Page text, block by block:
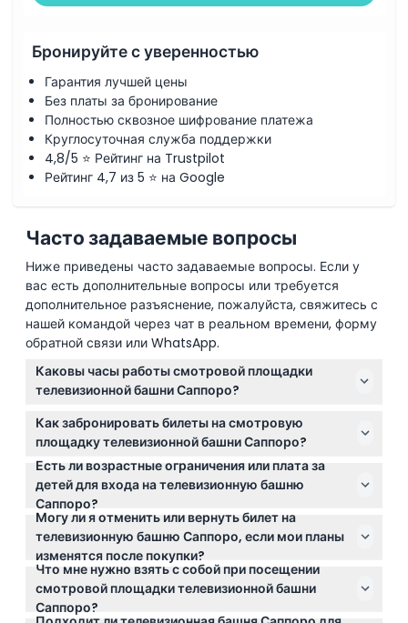
Бронируйте с уверенностью
Гарантия лучшей цены
Без платы за бронирование
Полностью сквозное шифрование платежа
Круглосуточная служба поддержки
4,8/5 ⭐ Рейтинг на Trustpilot
Рейтинг 4,7 из 5 ⭐ на Google
Часто задаваемые вопросы
Ниже приведены часто задаваемые вопросы. Если у
вас есть дополнительные вопросы или требуется
дополнительное разъяснение, пожалуйста, свяжитесь с
нашей командой через чат в реальном времени, форму
обратной связи или WhatsApp.
Каковы часы работы смотровой площадки
телевизионной башни Саппоро?
Телевизионная башня Саппоро открыта с 9:00 до
22:00, продажа билетов заканчивается за 10 минут
до закрытия. Во время специальных мероприятий,
таких как Фестиваль снега в Саппоро, часы работы
продлеваются с 8:30 до 22:30 (могут меняться —
пожалуйста, уточняйте при бронировании).
Как забронировать билеты на смотровую
площадку телевизионной башни Саппоро?
Вы можете легко забронировать билеты онлайн
прямо на этом сайте, выбрав предпочитаемую дату
и время. Для входа необходим мобильный ваучер и
паспорт.
Есть ли возрастные ограничения или плата за
детей для входа на телевизионную башню
Саппоро?
Дети от 0 до 2 лет проходят бесплатно, тогда как
посетители от 16 лет и старше оплачивают
стоимость взрослого билета. Для школьников
старших классов в возрасте 16-18 лет действует
специальный тариф.
Могу ли я отменить или вернуть билет на
телевизионную башню Саппоро, если мои планы
изменятся после покупки?
Билеты на телевизионную башню Саппоро не
подлежат возврату и отмене, поэтому убедитесь,
что ваши планы окончательны перед
Что мне нужно взять с собой при посещении
смотровой площадки телевизионной башни
Саппоро?